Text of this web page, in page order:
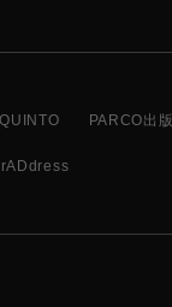
PARCO出版